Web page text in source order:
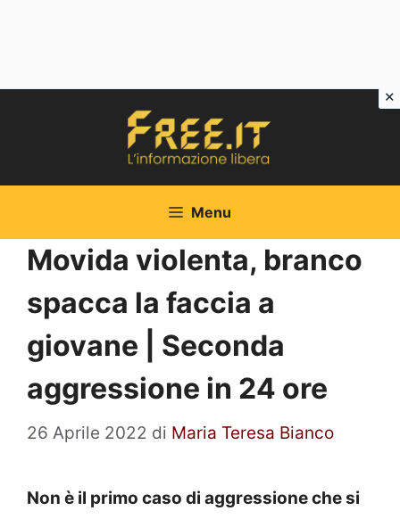
Menu
Movida violenta, branco
spacca la faccia a
giovane | Seconda
aggressione in 24 ore
26 Aprile 2022 di Maria Teresa Bianco
Non è il primo caso di aggressione che si